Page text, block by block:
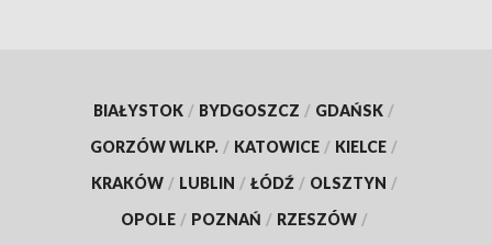
BIAŁYSTOK / BYDGOSZCZ / GDAŃSK /
GORZÓW WLKP. / KATOWICE / KIELCE /
KRAKÓW / LUBLIN / ŁÓDŹ / OLSZTYN /
OPOLE / POZNAŃ / RZESZÓW /